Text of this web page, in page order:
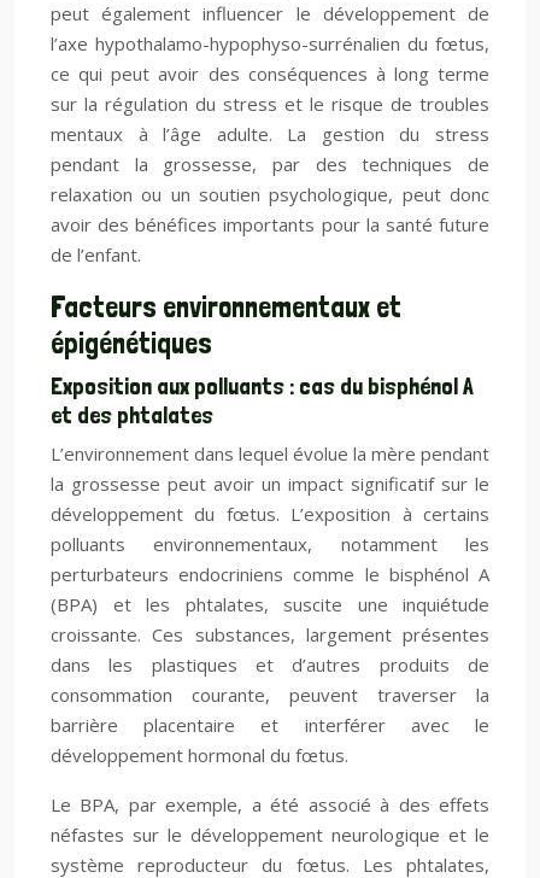
peut également influencer le développement de
l’axe hypothalamo-hypophyso-surrénalien du fœtus,
ce qui peut avoir des conséquences à long terme
sur la régulation du stress et le risque de troubles
mentaux à l’âge adulte. La gestion du stress
pendant la grossesse, par des techniques de
relaxation ou un soutien psychologique, peut donc
avoir des bénéfices importants pour la santé future
de l’enfant.
Facteurs environnementaux et
épigénétiques
Exposition aux polluants : cas du bisphénol A
et des phtalates
L’environnement dans lequel évolue la mère pendant
la grossesse peut avoir un impact significatif sur le
développement du fœtus. L’exposition à certains
polluants environnementaux, notamment les
perturbateurs endocriniens comme le bisphénol A
(BPA) et les phtalates, suscite une inquiétude
croissante. Ces substances, largement présentes
dans les plastiques et d’autres produits de
consommation courante, peuvent traverser la
barrière placentaire et interférer avec le
développement hormonal du fœtus.
Le BPA, par exemple, a été associé à des effets
néfastes sur le développement neurologique et le
système reproducteur du fœtus. Les phtalates,